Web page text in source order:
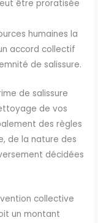
être proratisée
humaines la
accord collectif
de salissure.
de salissure
de vos
des règles
de la nature des
décidées
collective
un montant